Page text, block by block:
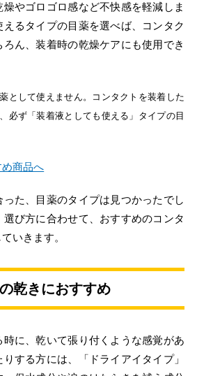
やゴロゴロ感など不快感を軽減しま
るタイプの目薬を選べば、コンタク
ろん、装着時の乾燥ケアにも使用でき
として使えません。コンタクトを装着した
必ず「装着液としても使える」タイプの目
商品へ
た、目薬のタイプは見つかったでし
選び方に合わせて、おすすめのコンタ
いきます。
乾きにおすすめ
時に、乾いて張り付くような感覚があ
する方には、「ドライアイタイプ」